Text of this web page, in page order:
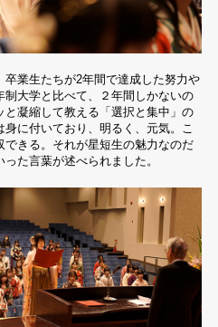
業生たちが2年間で達成した努力や
大学と比べて、２年間しかないの
凝縮して教える「選択と集中」の
に付いており、明るく、元気。こ
きる。それが星短生の魅力なのだ
た言葉が述べられました。